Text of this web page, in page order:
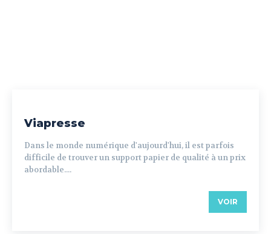
Viapresse
Dans le monde numérique d'aujourd'hui, il est parfois
difficile de trouver un support papier de qualité à un prix
abordable....
VOIR